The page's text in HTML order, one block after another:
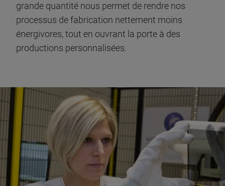
grande quantité nous permet de rendre nos
processus de fabrication nettement moins
énergivores, tout en ouvrant la porte à des
productions personnalisées.